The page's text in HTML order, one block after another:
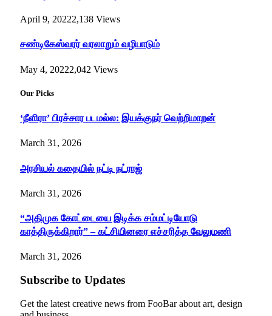
April 9, 20222,138 Views
சண்டிகேஸ்வரர் வரலாறும் வழிபாடும்
May 4, 20222,042 Views
Our Picks
‘நீளிரா’ பிரச்சார படமல்ல: இயக்குநர் வெற்றிமாறன்
March 31, 2026
அரசியல் கதையில் நட்டி நட்ராஜ்
March 31, 2026
“அதிமுக கோட்டையை இடிக்க சம்மட்டியோடு
காத்திருக்கிறார்” – கட்சியினரை எச்சரித்த வேலுமணி
March 31, 2026
Subscribe to Updates
Get the latest creative news from FooBar about art, design